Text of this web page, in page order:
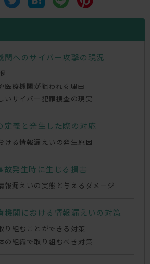
関へのサイバー攻撃の現況
医療機関が狙われる理由
いサイバー犯罪捜査の現実
定義と発生した際の対応
ける情報漏えいの発生原因
故発生時に生じる損害
報漏えいの実態と与えるダメージ
機関における情報漏えいの対策
り組むことができる対策
の組織で取り組むべき対策